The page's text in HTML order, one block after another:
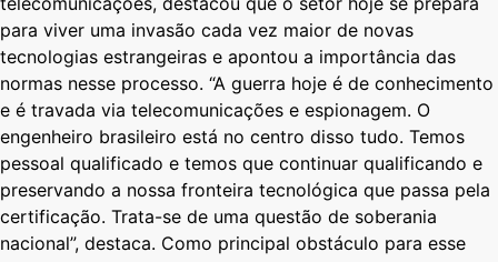
para viver uma invasão cada vez maior de novas
tecnologias estrangeiras e apontou a importância das
normas nesse processo. “A guerra hoje é de conhecimento
e é travada via telecomunicações e espionagem. O
engenheiro brasileiro está no centro disso tudo. Temos
pessoal qualificado e temos que continuar qualificando e
preservando a nossa fronteira tecnológica que passa pela
certificação. Trata-se de uma questão de soberania
nacional”, destaca. Como principal obstáculo para esse